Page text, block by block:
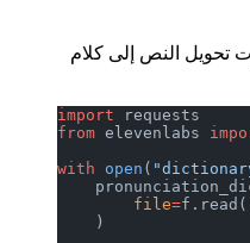
النص إلى كلام
import
requests
from elevenlabs
with open (
        file
=
    )